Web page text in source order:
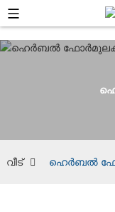
വീട് ഹെർബൽ